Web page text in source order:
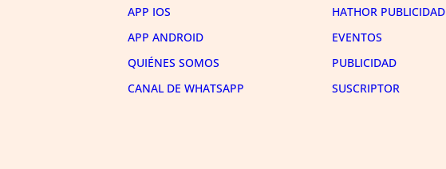
APP IOS
APP ANDROID
QUIÉNES SOMOS
CANAL DE WHATSAPP
HATHOR PUBLICIDAD
EVENTOS
PUBLICIDAD
SUSCRIPTOR